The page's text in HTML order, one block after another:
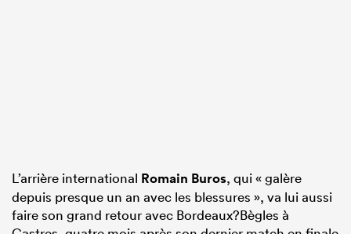
L’arrière international Romain Buros, qui « galère
depuis presque un an avec les blessures », va lui aussi
faire son grand retour avec Bordeaux?Bègles à